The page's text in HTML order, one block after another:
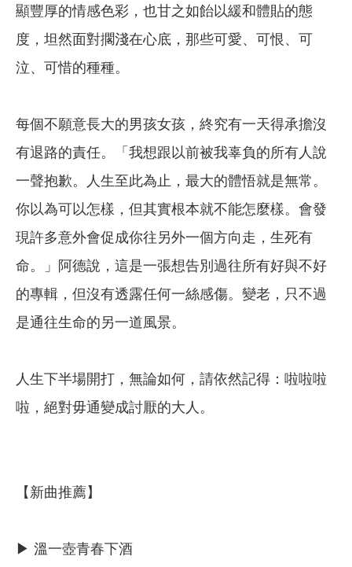
顯豐厚的情感色彩，也甘之如飴以緩和體貼的態
度，坦然面對擱淺在心底，那些可愛、可恨、可
泣、可惜的種種。
每個不願意長大的男孩女孩，終究有一天得承擔沒
有退路的責任。「我想跟以前被我辜負的所有人說
一聲抱歉。人生至此為止，最大的體悟就是無常。
你以為可以怎樣，但其實根本就不能怎麼樣。會發
現許多意外會促成你往另外一個方向走，生死有
命。」阿德說，這是一張想告別過往所有好與不好
的專輯，但沒有透露任何一絲感傷。變老，只不過
是通往生命的另一道風景。
人生下半場開打，無論如何，請依然記得：啦啦啦
啦，絕對毋通變成討厭的大人。
【新曲推薦】
▶ 溫一壺青春下酒